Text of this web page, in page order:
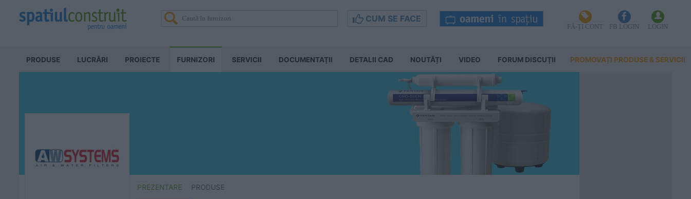
CUM SE FACE
FĂ-ȚI CONT FB LOGIN LOGIN
PRODUSE LUCRĂRI PROIECTE FURNIZORI SERVICII DOCUMENTAŢII DETALII CAD NOUTĂȚI VIDEO FORUM DISCUŢII PROMOVAȚI PRODUSE & SERVICII
PREZENTARE PRODUSE